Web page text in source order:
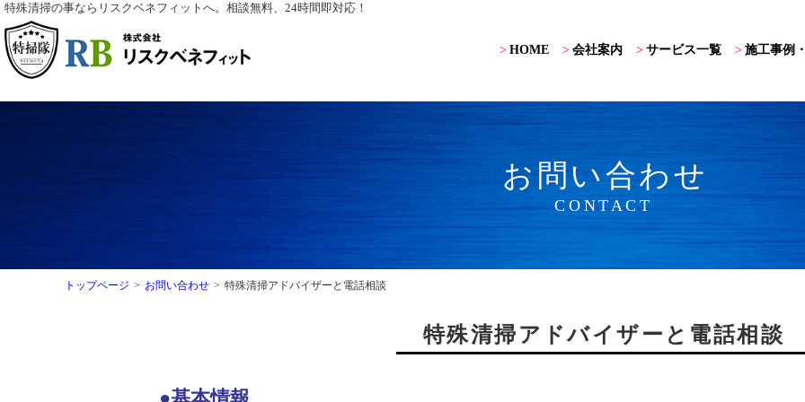
特殊清掃の事ならリスクベネフィットへ。相談無料、24時間即対応！
> HOME > 会社案内 > サービス一覧 > 施工事例
お問い合わせ
CONTACT
トップページ > お問い合わせ > 特殊清掃アドバイザーと電話相談
特殊清掃アドバイザーと電話相談